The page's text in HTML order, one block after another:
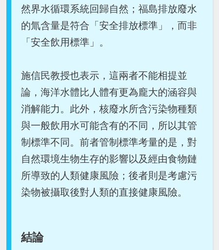
然界水循環系統回歸自然；福島排放廢水
的氚含量是符合「安全排放標準」，而非
「安全飲用標準」。
施信民教授也表示，這兩者不能相提並
論，海洋水體比人體有更為龐大的涵容與
消解能力。此外，核廢水所含污染物種類
與一般飲用水可能含有的不同，所以其管
制標準不同。前者管制標準考量的是，對
自然環境生物生存的影響以及經由食物鏈
所導致的人類健康風險；後者則是考慮污
染物被攝取後對人類的直接健康風險。
結論